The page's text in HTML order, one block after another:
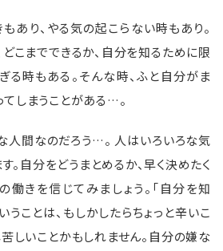
もあり、やる気の起こらない時もあり。
こまでできるか、自分を知るために限
る時もある。そんな時、ふと自分がま
てしまうことがある…。
人間なのだろう…。 人はいろいろな気
。自分をどうまとめるか、早く決めたく
働きを信じてみましょう。「自分を知
うことは、もしかしたらちょっと辛いこ
しいことかもしれません。自分の嫌な